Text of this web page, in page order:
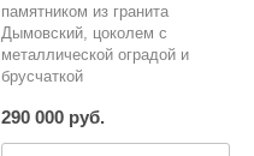
памятником из гранита
Дымовский, цоколем с
металлической оградой и
брусчаткой
290 000 руб.